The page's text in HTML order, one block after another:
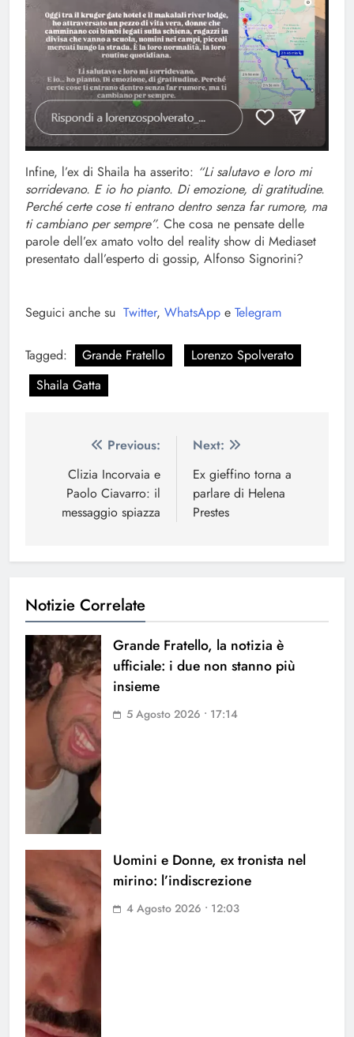
Infine, l’ex di Shaila ha asserito: “Li salutavo e loro mi
sorridevano. E io ho pianto. Di emozione, di gratitudine.
Perché certe cose ti entrano dentro senza far rumore, ma
ti cambiano per sempre”. Che cosa ne pensate delle
parole dell’ex amato volto del reality show di Mediaset
presentato dall’esperto di gossip, Alfonso Signorini?
Seguici anche su Twitter, WhatsApp e Telegram
Tagged: Grande Fratello
Lorenzo Spolverato
Shaila Gatta
Navigazione
articoli
Previous:
Clizia Incorvaia e
Paolo Ciavarro: il
messaggio spiazza
Next:
Ex gieffino torna a
parlare di Helena
Prestes
Notizie Correlate
Grande Fratello, la notizia è
ufficiale: i due non stanno più
insieme
5 Agosto 2026 • 17:14
Uomini e Donne, ex tronista nel
mirino: l’indiscrezione
4 Agosto 2026 • 12:03